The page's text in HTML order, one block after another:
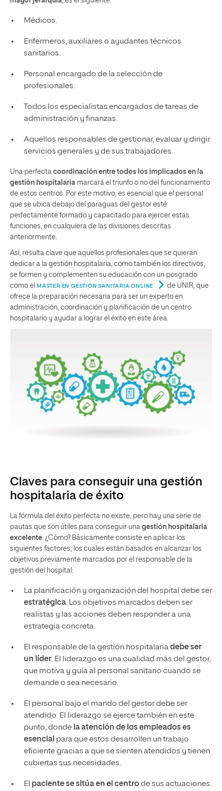
Médicos.
Enfermeros, auxiliares o ayudantes técnicos
sanitarios.
Personal encargado de la selección de
profesionales.
Todos los especialistas encargados de tareas de
administración y finanzas.
Aquellos responsables de gestionar, evaluar y dirigir
servicios generales y de sus trabajadores.
Una perfecta coordinación entre todos los implicados en la
gestión hospitalaria marcará el triunfo o no del funcionamiento
de estos centros. Por este motivo, es esencial que el personal
que se ubica debajo del paraguas del gestor esté
perfectamente formado y capacitado para ejercer estas
funciones, en cualquiera de las divisiones descritas
anteriormente.
Así, resulta clave que aquellos profesionales que se quieran
dedicar a la gestión hospitalaria, como también los directivos,
se formen y complementen su educación con un posgrado
como el
MÁSTER EN GESTIÓN SANITARIA ONLINE
de UNIR, que
ofrece la preparación necesaria para ser un experto en
administración, coordinación y planificación de un centro
hospitalario y ayudar a lograr el éxito en este área.
Claves para conseguir una gestión
hospitalaria de éxito
La fórmula del éxito perfecta no existe, pero hay una serie de
pautas que son útiles para conseguir una gestión hospitalaria
excelente . ¿Cómo? Básicamente consiste en aplicar los
siguientes factores, los cuales están basados en alcanzar los
objetivos previamente marcados por el responsable de la
gestión del hospital:
La planificación y organización del hospital debe ser
estratégica. Los objetivos marcados deben ser
realistas y las acciones deben responder a una
estrategia concreta.
El responsable de la gestión hospitalariadebe ser
un líder. El liderazgo es una cualidad más del gestor,
que motiva y guía al personal sanitario cuando se
demande o sea necesario.
El personal bajo el mando del gestor debe ser
atendido. El liderazgo se ejerce también en este
punto, donde la atención de los empleados es
esencial para que estos desarrollen un trabajo
eficiente gracias a que se sienten atendidos y tienen
cubiertas sus necesidades.
El paciente se sitúa en el centrode sus actuaciones.